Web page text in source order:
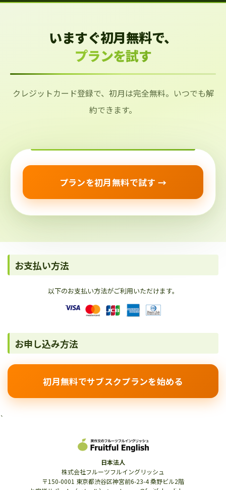
いますぐ初月無料で、
プランを試す
クレジットカード登録で、初月は完全無料。いつでも解
約できます。
プランを初月無料で試す →
お支払い方法
以下のお支払い方法がご利用いただけます。
お申し込み方法
初月無料でサブスクプランを始める
`
日本法人
株式会社フルーツフルイングリッシュ
〒150-0001 東京都渋谷区神宮前6-23-4 桑野ビル2階